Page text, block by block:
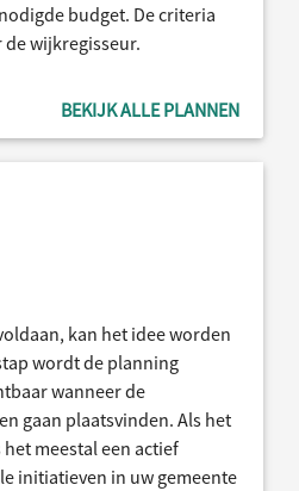
budget. De criteria
wijkregisseur.
BEKIJK ALLE PLANNEN
kan het idee worden
wordt de planning
wanneer de
gaan plaatsvinden. Als het
meestal een actief
initiatieven in uw gemeente